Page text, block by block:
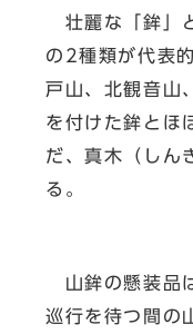
壮麗な「鉾」
の2種類が代表
戸山、北観音山
を付けた鉾とほ
だ、真木（しん
る。
山鉾の懸装品
巡行を待つ間の